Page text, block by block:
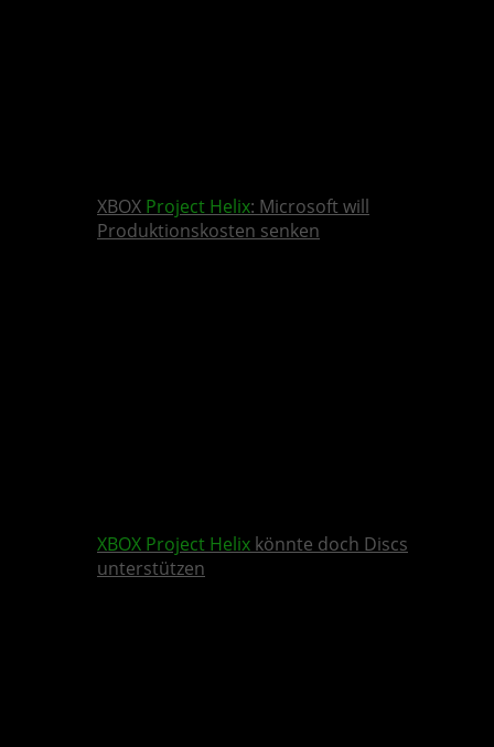
XBOX Project Helix: Microsoft will
Produktionskosten senken
XBOX Project Helix könnte doch Discs
unterstützen